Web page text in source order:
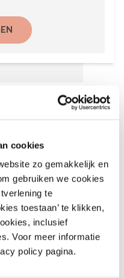
cookies
zo gemakkelijk en
gebruiken we cookies
te
toestaan’ te klikken,
inclusief
Voor meer informatie
policy pagina.
Clothing
nr. 9 – 2026